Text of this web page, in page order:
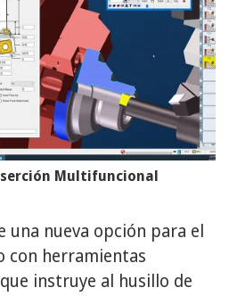
Multifuncional
una nueva opción para el
con herramientas
instruye al husillo de